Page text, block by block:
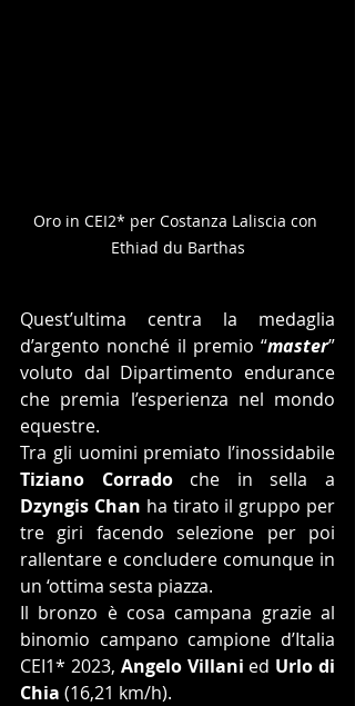
Oro in CEI2* per Costanza Laliscia con
Ethiad du Barthas
Quest’ultima centra la medaglia
d’argento nonché il premio “master”
voluto dal Dipartimento endurance
che premia l’esperienza nel mondo
equestre.
Tiziano Corrado
Dzyngis Chan ha tirato il gruppo per
tre giri facendo selezione per poi
rallentare e concludere comunque in
un ‘ottima sesta piazza.
Il bronzo è cosa campana grazie al
binomio campano campione d’Italia
CEI1* 2023, Angelo Villani ed Urlo di
Chia (16,21 km/h).